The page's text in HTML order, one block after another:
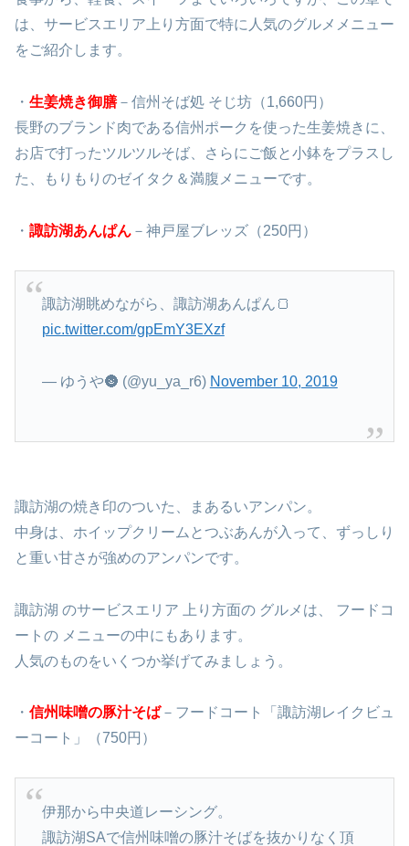
は、サービスエリア上り方面で特に人気のグルメメニュー
をご紹介します。
・ 生姜焼き御膳－信州そば処 そじ坊（1,660円）
長野のブランド肉である信州ポークを使った生姜焼きに、
お店で打ったツルツルそば、さらにご飯と小鉢をプラスし
た、もりもりのゼイタク＆満腹メニューです。
・ 諏訪湖あんぱん －神戸屋ブレッズ（250円）
諏訪湖眺めながら、諏訪湖あんぱん🍞
pic.twitter.com/gpEmY3EXzf
— ゆうや🌚 (@yu_ya_r6) November 10, 2019
諏訪湖の焼き印のついた、まあるいアンパン。
中身は、ホイップクリームとつぶあんが入って、ずっしり
と重い甘さが強めのアンパンです。
諏訪湖 のサービスエリア 上り方面の グルメは、 フードコ
ートの メニューの中にもあります。
人気のものをいくつか挙げてみましょう。
・ 信州味噌の豚汁そば－フードコート「諏訪湖レイクビュ
ーコート」（750円）
伊那から中央道レーシング。
諏訪湖SAで信州味噌の豚汁そばを抜かりなく頂